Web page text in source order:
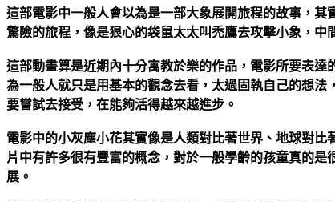
這部電影中一般人會以為是一部大象展開旅程的故事，
驚險的旅程，像是狠心的袋鼠太太叫禿鷹去攻擊小象，
這部動畫算是近期內十分寓教於樂的作品，電影所要表
為一般人就只是用基本的觀念去看，太過固執自己的想
要嘗試去接受，在能夠活得越來越進步。
電影中的小灰塵小花其實像是人類對比著世界、地球對
片中有許多很有豐富的概念，對於一般學齡的孩童真的
展。